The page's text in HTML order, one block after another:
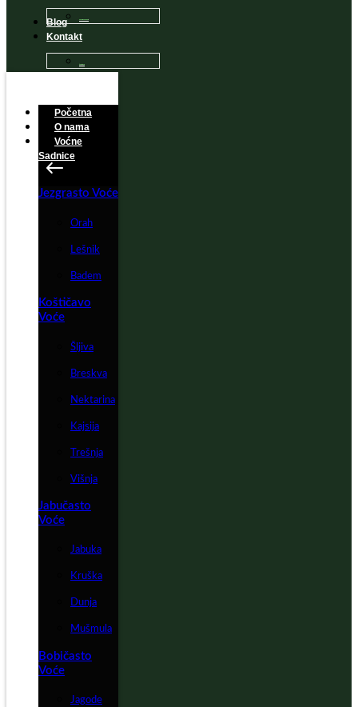
Blog
Kontakt
Početna
O nama
Voćne
Sadnice
Jezgrasto Voće
Orah
Lešnik
Badem
Koštičavo
Voće
Šljiva
Breskva
Nektarina
Kajsija
Trešnja
Višnja
Jabučasto
Voće
Jabuka
Kruška
Dunja
Mušmula
Bobičasto
Voće
Jagode